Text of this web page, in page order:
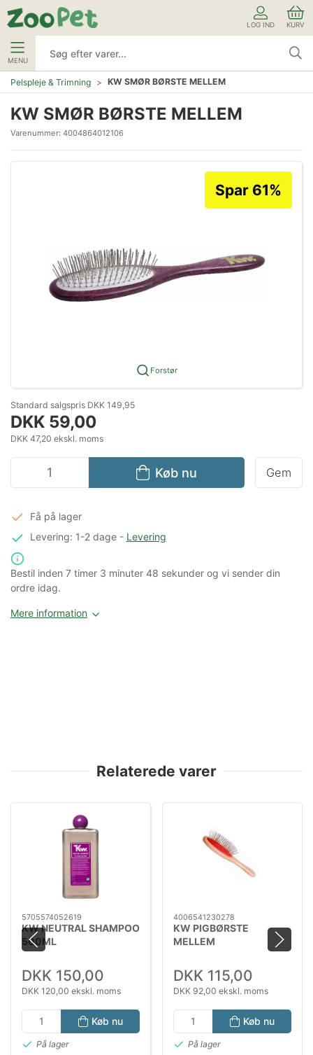
LOG IND KURV
MENU
Pelspleje & Trimning KW SMØR BØRSTE MELLEM
KW SMØR BØRSTE MELLEM
Varenummer: 4004864012106
Forstør
Spar 61%
Standard salgspris DKK 149,95
DKK 59,00
DKK 47,20 ekskl. moms
Køb nu Gem
Få på lager
Levering: 1-2 dage- Levering
Bestil inden 7 timer 3 minuter 48 sekunder og vi sender din
ordre idag.
Mere information
Relaterede varer
5705574052619
KW NEUTRAL SHAMPOO
500ML
DKK 150,00
DKK 120,00 ekskl. moms
Køb nu
På lager
4006541230278
KW PIGBØRSTE
MELLEM
DKK 115,00
DKK 92,00 ekskl. moms
Køb nu
På lager